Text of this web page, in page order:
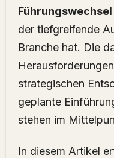
Führungswechsel
der tiefgreifende
Branche hat. Die
strategischen
geplante
stehen im
In diesem Artikel